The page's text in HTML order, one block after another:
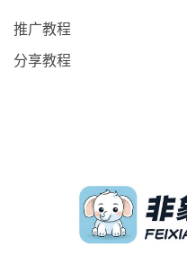
推广教程
分享教程